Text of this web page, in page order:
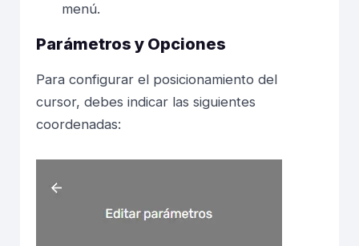
menú.
Parámetros y Opciones
Para configurar el posicionamiento del
cursor, debes indicar las siguientes
coordenadas: